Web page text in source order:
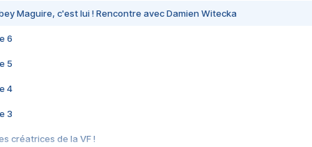
Maguire, c'est lui ! Rencontre avec Damien Witecka
6
5
4
3
créatrices de la VF !